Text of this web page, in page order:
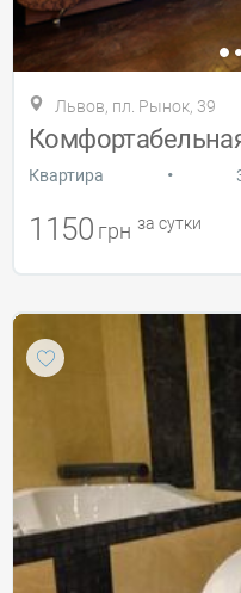
Львов, пл. Рынок, 39
Квартира •
1150 грн за сутки